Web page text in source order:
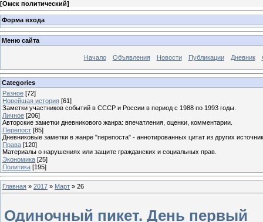
[Омск политический]
Форма входа
Меню сайта
Начало Объявления Новости Публикации Дневник
Categories
Разное [72]
Новейшая история [61]
Заметки участников событий в СССР и России в период с 1988 по 1993 годы.
Личное [206]
Авторские заметки дневникового жанра: впечатления, оценки, комментарии.
Перепост [85]
Дневниковые заметки в жанре "перепоста" - аннотированных цитат из других
Права [120]
Материалы о нарушениях или защите гражданских и социальных прав.
Экономика [25]
Политика [195]
Главная » 2017 » Март » 26
Одиночный пикет. День первый